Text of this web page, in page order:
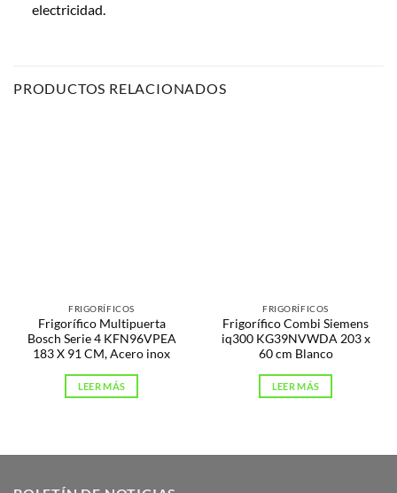
electricidad.
PRODUCTOS RELACIONADOS
FRIGORÍFICOS
Frigorífico Multipuerta
Bosch Serie 4 KFN96VPEA
183 X 91 CM, Acero inox
LEER MÁS
FRIGORÍFICOS
Frigorífico Combi Siemens
iq300 KG39NVWDA 203 x
60 cm Blanco
LEER MÁS